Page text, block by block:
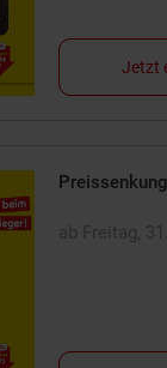
Jetzt